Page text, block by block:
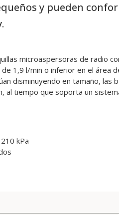
y pueden
microaspersoras de radio
1,9 l/min o inferior en el área
disminuyendo en tamaño, las
al tiempo que soporta un
kPa